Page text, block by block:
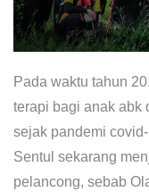
Pada waktu tahun
terapi bagi anak abk
sejak pandemi
Sentul sekarang
pelancong, sebab